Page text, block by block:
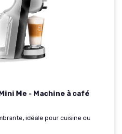
Me - Machine à café
idéale pour cuisine ou